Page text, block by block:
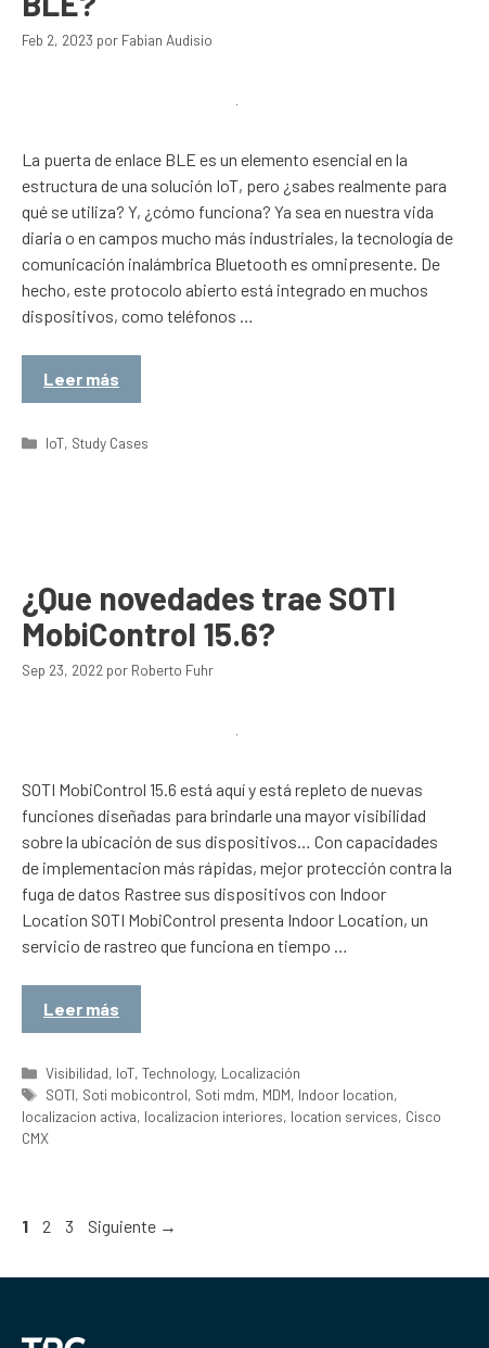
Feb 2, 2023 por Fabian Audisio
La puerta de enlace BLE es un elemento esencial en la
estructura de una solución IoT, pero ¿sabes realmente para
qué se utiliza? Y, ¿cómo funciona? Ya sea en nuestra vida
diaria o en campos mucho más industriales, la tecnología de
comunicación inalámbrica Bluetooth es omnipresente. De
hecho, este protocolo abierto está integrado en muchos
dispositivos, como teléfonos …
Leer más
Categorías
IoT, Study Cases
¿Que novedades trae SOTI
MobiControl 15.6?
Sep 23, 2022 por Roberto Fuhr
SOTI MobiControl 15.6 está aquí y está repleto de nuevas
funciones diseñadas para brindarle una mayor visibilidad
sobre la ubicación de sus dispositivos… Con capacidades
de implementacion más rápidas, mejor protección contra la
fuga de datos Rastree sus dispositivos con Indoor
Location SOTI MobiControl presenta Indoor Location, un
servicio de rastreo que funciona en tiempo …
Leer más
Categorías
Visibilidad, IoT, Technology, Localización
Etiquetas
SOTI, Soti mobicontrol, Soti mdm, MDM, Indoor location,
localizacion activa, localizacion interiores, location services, Cisco
CMX
Página
1 Página
2 Página
3 Siguiente →